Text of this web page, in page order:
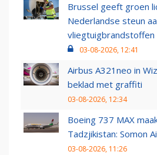
Brussel geeft groen
Nederlandse steun
vliegtuigbrandstoffen
03-08-2026, 12:41
Airbus A321neo in
beklad met graffiti
03-08-2026, 12:34
Boeing 737 MAX
Tadzjikistan: Somon
03-08-2026, 11:26